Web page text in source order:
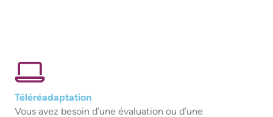
Téléréadaptation
Vous avez besoin d’une évaluation ou d’une